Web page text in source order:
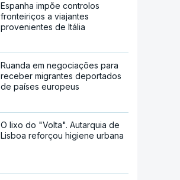
Espanha impõe controlos
fronteiriços a viajantes
provenientes de Itália
Ruanda em negociações para
receber migrantes deportados
de países europeus
O lixo do "Volta". Autarquia de
Lisboa reforçou higiene urbana